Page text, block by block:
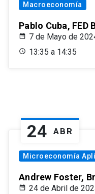
Macroeconomía
Pablo Cuba, FED
7 de Mayo de
13:35 a 14:35
24 ABR
Microeconomía
Andrew Foster,
24 de Abril de